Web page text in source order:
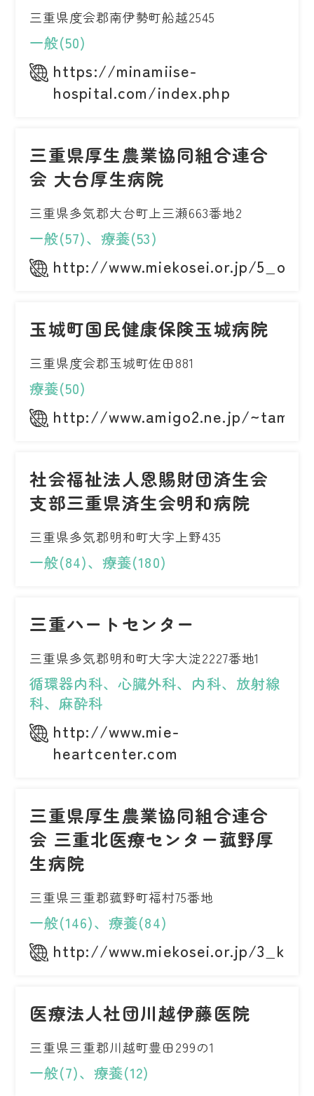
三重県度会郡南伊勢町船越2545
一般(50)
https://minamiise-
hospital.com/index.php
三重県厚生農業協同組合連合
会 大台厚生病院
三重県多気郡大台町上三瀬663番地2
一般(57)、療養(53)
http://www.miekosei.or.jp/5_okh/
玉城町国民健康保険玉城病院
三重県度会郡玉城町佐田881
療養(50)
http://www.amigo2.ne.jp/
社会福祉法人恩賜財団済生会
支部三重県済生会明和病院
三重県多気郡明和町大字上野435
一般(84)、療養(180)
三重ハートセンター
三重県多気郡明和町大字大淀2227番地1
循環器内科、心臓外科、内科、放射線
科、麻酔科
http://www.mie-
heartcenter.com
三重県厚生農業協同組合連合
会 三重北医療センター菰野厚
生病院
三重県三重郡菰野町福村75番地
一般(146)、療養(84)
http://www.miekosei.or.jp/3_kkh/
医療法人社団川越伊藤医院
三重県三重郡川越町豊田299の1
一般(7)、療養(12)